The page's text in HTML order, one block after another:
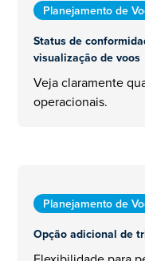
Planejamento de
Status de
visualização de voos
Veja claramente
operacionais.
Planejamento de
Opção adicional de